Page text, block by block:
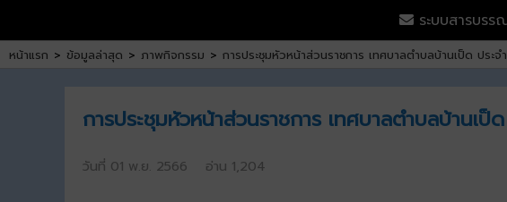
ระบบสารบรร
หน้าแรก > ข้อมูลล่าสุด > ภาพกิจกรรม > การประชุมหัวหน้าส่วนราชการ เทศบาลตำบลบ้านเป็ด ประ
การประชุมหัวหน้าส่วนราชการ เทศบาลตำบลบ้านเ
วันที่ 01 พ.ย. 2566 อ่าน 1,204